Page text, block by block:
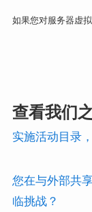
如果您对服务器虚
查看我们
实施活动目录
您在与外部共
临挑战？